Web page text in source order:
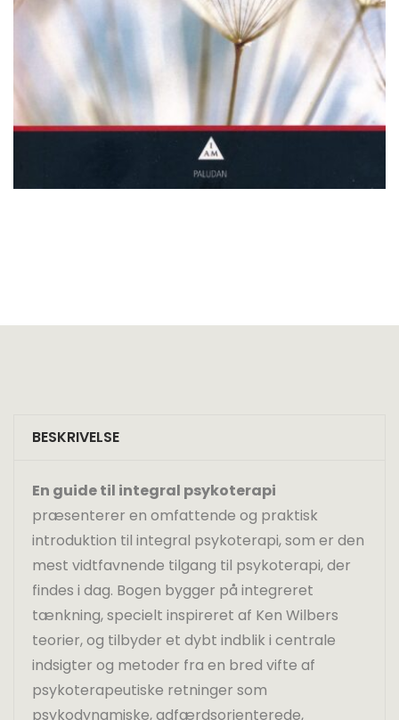
BESKRIVELSE
En guide til integral psykoterapi
præsenterer en omfattende og praktisk
introduktion til integral psykoterapi, som er den
mest vidtfavnende tilgang til psykoterapi, der
findes i dag. Bogen bygger på integreret
tænkning, specielt inspireret af Ken Wilbers
teorier, og tilbyder et dybt indblik i centrale
indsigter og metoder fra en bred vifte af
psykoterapeutiske retninger som
psykodynamiske, adfærdsorienterede,